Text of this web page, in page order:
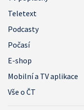
Teletext
Podcasty
Počasí
E-shop
Mobilní a TV aplikace
Vše o ČT